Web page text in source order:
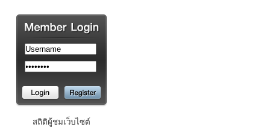
สถิติผู้ชมเว็บไซต์